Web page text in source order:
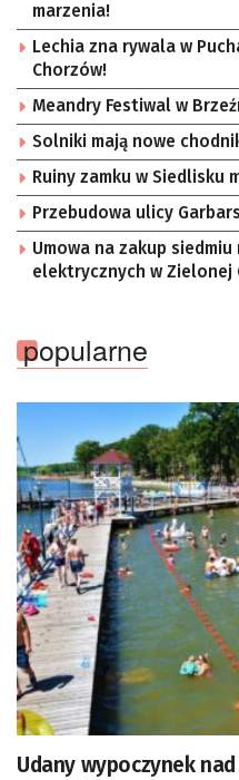
marzenia!
Lechia zna rywala w
Chorzów!
Meandry Festiwal w
Solniki mają nowe
Ruiny zamku w Siedlisku
Przebudowa ulicy
Umowa na zakup
elektrycznych w Zielonej
popularne
Udany wypoczynek nad